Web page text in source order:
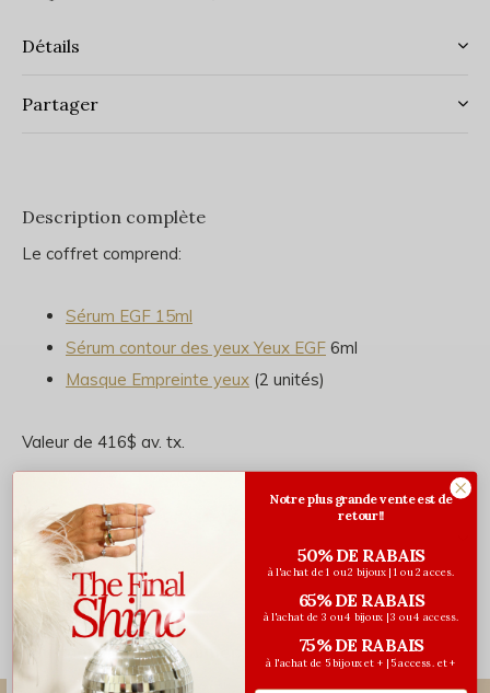
Détails
Partager
Description complète
Le coffret comprend:
Sérum EGF 15ml
Sérum contour des yeux Yeux EGF 6ml
Masque Empreinte yeux (2 unités)
Valeur de 416$ av. tx.
Évaluations
0/ 5
Vous pourriez aussi aimer...
Notre plus grande vente est de
retour!!
50% DE RABAIS
à l'achat de 1 ou 2 bijoux | 1 ou 2 acces.
65% DE RABAIS
à l'achat de 3 ou 4 bijoux | 3 ou 4 access.
75% DE RABAIS
à l'achat de 5 bijoux et + | 5 access. et +